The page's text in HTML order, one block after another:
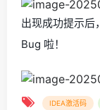
出现成功提示后
Bug 啦！
IDEA激活码